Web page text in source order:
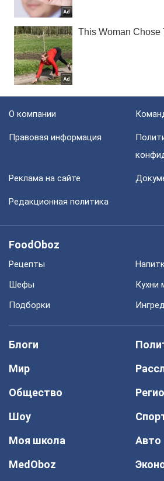
О компании
Правовая информация
Реклама на сайте
Редакционная политика
FoodOboz
Рецепты
Шефы
Кухни
Подборки
Блоги
Мир
Общество
Шоу
Моя школа
Авто
MedOboz